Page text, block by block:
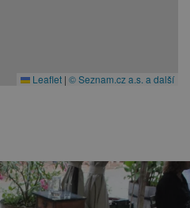
Leaflet | © Seznam.cz a.s. a další